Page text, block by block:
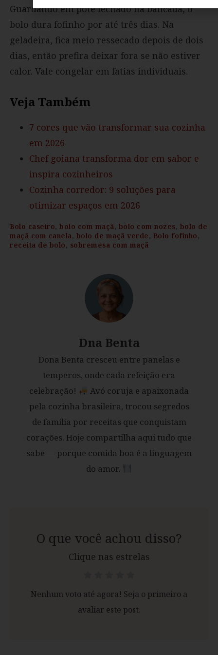
Guardando em pote fechado na bancada, o
bolo dura fofinho por até três dias. Na
geladeira, fica meio ressecado depois de dois
dias, então prefira deixar fora se não estiver
calor. Vale congelar em fatias individuais.
Veja Também
7 cores que vão transformar sua cozinha
em 2026
Chef goiana transforma dor em sabor e
inspira cozinheiros
Cozinha corredor: 9 soluções para
otimizar espaços em 2026
Bolo caseiro, bolo com maçã, bolo com nozes, bolo de
maçã com canela, bolo de maçã verde, Bolo fofinho,
receita de bolo, sobremesa com maçã
Dna Benta
Dona Benta cresceu entre panelas e
temperos, onde cada refeição era
celebração!
Avó coruja e apaixonada
pela cozinha brasileira, trocou segredos
de família por receitas que conquistam
corações. Hoje compartilha aqui tudo que
sabe — porque comida boa é a linguagem
do amor.
O que você achou disso?
Clique nas estrelas
Nenhum voto até agora! Seja o primeiro a
avaliar este post.